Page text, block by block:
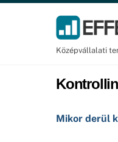
Skip
Középvállalati
Mikor derül